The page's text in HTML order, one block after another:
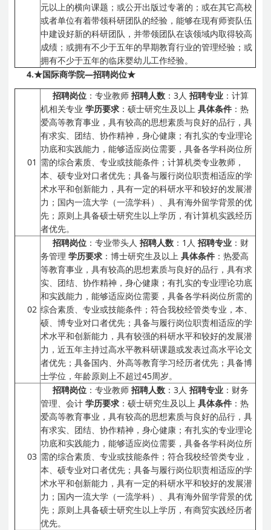
元以上的横向课题；或公开出版过专著的；或在其它高校
或者单位有着带领科研团队的经验，能够在现有师资队伍
中建设好新的科研团队，并带领团队在该领域内取得较高
成绩；或拥有不少于五年的早期教育行业的管理经验；或
拥有不少于五年的临床婴幼儿工作经验。
4.★国际商学院—招聘岗位★
01
招聘岗位 ：专业教师 招聘人数 ：3人 招聘专业 ：计算
机相关专业 学历要求 ：硕士研究生及以上 具体条件 ：热
爱高等教育事业，具有较高的思想素质与良好的品行，具
有求实、团结、协作精神，身心健康；有扎实的专业理论
功底和实践能力，能够适应岗位需要，具备各学科岗位所
需的综合素质、专业或技能条件；计算机类专业教师，
本、硕专业对口者优先；具备与履行岗位职责相适应的学
术水平和创新能力，具有一定的科研水平和较好的发展潜
力；国内一流大学（一流学科）、具有海外留学背景的优
先；原则上具备硕士研究生以上学历，有计算机实践经历
者优先。
02
招聘岗位 ：专业带头人 招聘人数 ：1人 招聘专业 ：财
务管理 学历要求 ：博士研究生及以上 具体条件 ：热爱高
等教育事业，具有较高的思想素质与良好的品行，具有求
实、团结、协作精神，身心健康；有扎实的专业理论功底
和实践能力，能够适应岗位需要，具备各学科岗位所需的
综合素质、专业或技能条件；符合我校经管类专业，本、
硕、博专业对口者优先；具备与履行岗位职责相适应的学
术水平和创新能力，具有较强的科研水平和较好的发展潜
力，近五年主持过高水平教科研课题或发表过高水平论文
者优先；具备国内、外高等教育学习经历者优先；具备博
士学位，年龄原则上不超过45周岁。
03
招聘岗位 ：专业教师 招聘人数 ：3人 招聘专业 ：财务
管理、会计 学历要求 ：硕士研究生及以上 具体条件 ：热
爱高等教育事业，具有较高的思想素质与良好的品行，具
有求实、团结、协作精神，身心健康；有扎实的专业理论
功底和实践能力，能够适应岗位需要，具备各学科岗位所
需的综合素质、专业或技能条件；符合我校经管类专业，
本、硕专业对口者优先；具备与履行岗位职责相适应的学
术水平和创新能力，具有一定的科研水平和较好的发展潜
力；国内一流大学（一流学科）、具有海外留学背景的优
先；原则上具备硕士研究生以上学历，有商贸实践经历者
优先。